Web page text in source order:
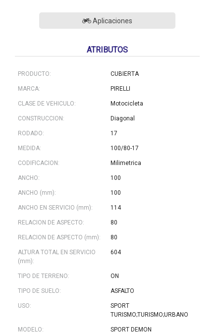
Aplicaciones
ATRIBUTOS
PRODUCTO: CUBIERTA
MARCA: PIRELLI
CLASE DE VEHICULO: Motocicleta
CONSTRUCCION: Diagonal
RODADO: 17
MEDIDA: 100/80-17
CODIFICACION: Milimetrica
ANCHO: 100
ANCHO (mm): 100
ANCHO EN SERVICIO (mm): 114
RELACION DE ASPECTO: 80
RELACION DE ASPECTO (mm): 80
ALTURA TOTAL EN SERVICIO
(mm):
604
TIPO DE TERRENO: ON
TIPO DE SUELO: ASFALTO
USO:
SPORT
TURISMO;TURISMO;URBANO
MODELO: SPORT DEMON